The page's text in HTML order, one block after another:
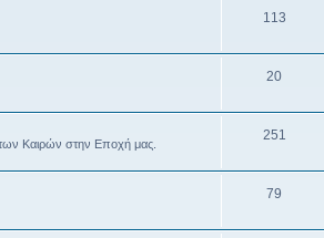
113
20
των Καιρών στην Εποχή μας.
251
79